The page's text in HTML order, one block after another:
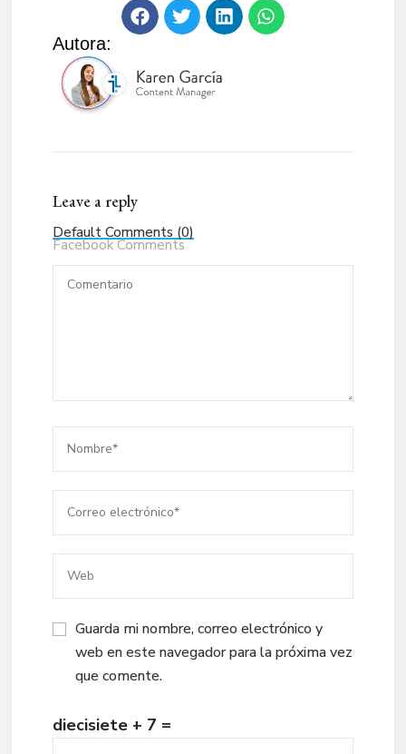
Autora:
Leave a reply
Default Comments (0)
Facebook Comments
Guarda mi nombre, correo electrónico y
web en este navegador para la próxima vez
que comente.
diecisiete + 7 =